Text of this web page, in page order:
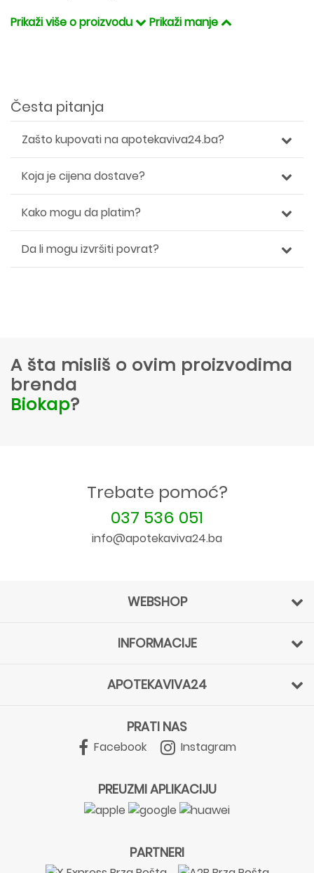
Prikaži više o proizvodu
Prikaži manje
Česta pitanja
Zašto kupovati na apotekaviva24.ba?
Koja je cijena dostave?
Kako mogu da platim?
Da li mogu izvršiti povrat?
A šta misliš o ovim proizvodima
brenda
Biokap?
Trebate pomoć?
037 536 051
info@apotekaviva24.ba
WEBSHOP
INFORMACIJE
APOTEKAVIVA24
PRATI NAS
Facebook Instagram
PREUZMI APLIKACIJU
PARTNERI